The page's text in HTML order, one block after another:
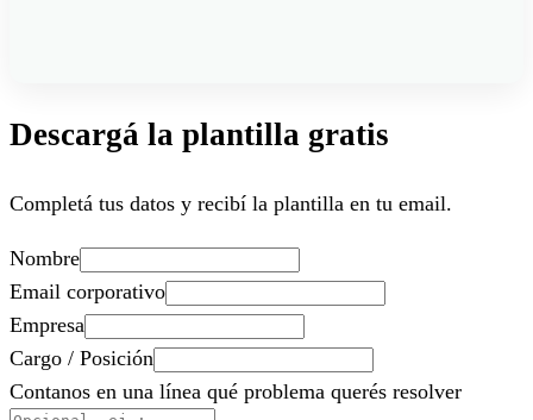
Descargá la plantilla gratis
Completá tus datos y recibí la plantilla en tu email.
Nombre
Email corporativo
Empresa
Cargo / Posición
Contanos en una línea qué problema querés resolver